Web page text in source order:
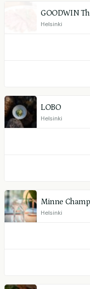
GOODWIN
Helsinki
LOBO
Helsinki
Minne
Helsinki